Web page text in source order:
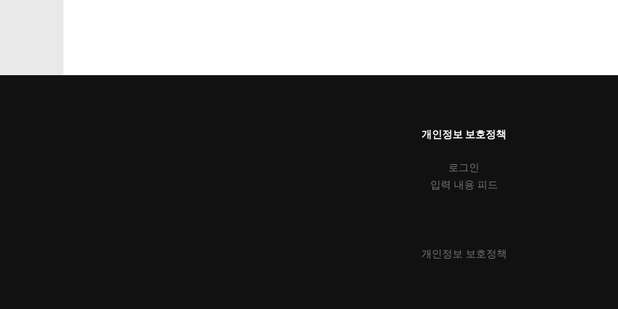
개인정보 보호정책
로그인
입력 내용 피드
개인정보 보호정책